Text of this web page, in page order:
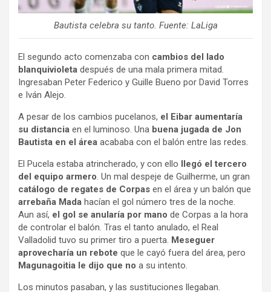
Bautista celebra su tanto. Fuente: LaLiga
El segundo acto comenzaba con cambios del lado
blanquivioleta después de una mala primera mitad.
Ingresaban Peter Federico y Guille Bueno por David Torres
e Iván Alejo.
A pesar de los cambios pucelanos, el Eibar aumentaría
su distancia en el luminoso. Una buena jugada de Jon
Bautista en el área acababa con el balón entre las redes.
El Pucela estaba atrincherado, y con ello llegó el tercero
del equipo armero. Un mal despeje de Guilherme, un gran
catálogo de regates de Corpas en el área y un balón que
arrebaña Mada hacían el gol número tres de la noche.
Aun así, el gol se anularía por mano de Corpas a la hora
de controlar el balón. Tras el tanto anulado, el Real
Valladolid tuvo su primer tiro a puerta. Meseguer
aprovecharía un rebote que le cayó fuera del área, pero
Magunagoitia le dijo que no a su intento.
Los minutos pasaban, y las sustituciones llegaban.